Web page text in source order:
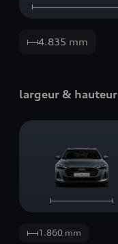
4.835 mm
largeur & hauteur
1.860 mm